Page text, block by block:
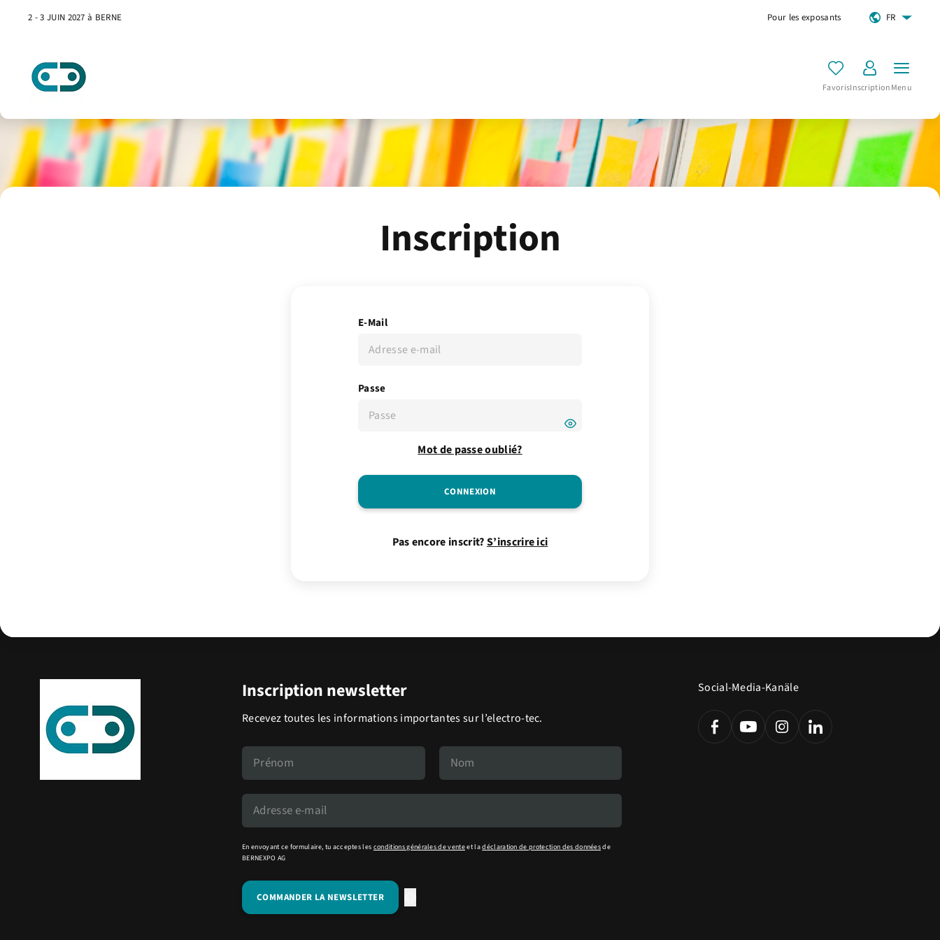
2 - 3 JUIN 2027 à BERNE Pour les exposants FR
FavorisInscriptionMenu
Inscription
E-Mail
Passe
Mot de passe oublié?
Pas encore inscrit?S’inscrire ici
Inscription newsletter
Recevez toutes les informations importantes sur l’electro-tec.
En envoyant ce formulaire, tu acceptes les conditions générales de venteet ladéclaration de protection des donnéesde
BERNEXPO AG
Social-Media-Kanäle